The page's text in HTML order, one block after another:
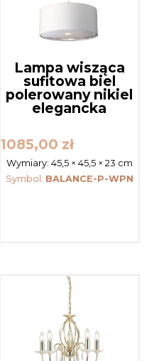
Lampa wisząca
sufitowa biel
polerowany nikiel
elegancka
1085,00 zł
Wymiary: 45,5 × 45,5 × 23 cm
Symbol: BALANCE-P-WPN